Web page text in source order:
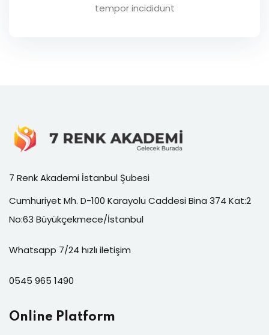
tempor incididunt
7 Renk Akademi İstanbul Şubesi
Cumhuriyet Mh. D-100 Karayolu Caddesi Bina 374 Kat:2
No:63 Büyükçekmece/İstanbul
Whatsapp 7/24 hızlı iletişim
0545 965 1490
Online Platform